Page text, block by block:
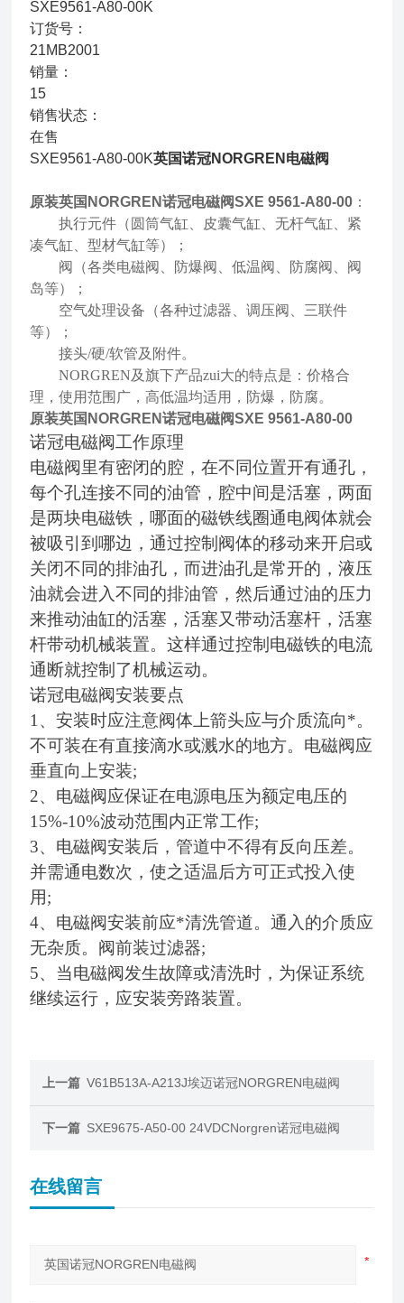
SXE9561-A80-00K
订货号：
21MB2001
销量：
15
销售状态：
在售
SXE9561-A80-00K英国诺冠NORGREN电磁阀
原装英国NORGREN诺冠电磁阀SXE 9561-A80-00 ：
执行元件（圆筒气缸、皮囊气缸、无杆气缸、紧
凑气缸、型材气缸等）；
阀（各类电磁阀、防爆阀、低温阀、防腐阀、阀
岛等）；
空气处理设备（各种过滤器、调压阀、三联件
等）；
接头/硬/软管及附件。
NORGREN及旗下产品zui大的特点是：价格合
理，使用范围广，高低温均适用，防爆，防腐。
原装英国NORGREN诺冠电磁阀SXE 9561-A80-00
诺冠电磁阀工作原理
电磁阀里有密闭的腔，在不同位置开有通孔，
每个孔连接不同的油管，腔中间是活塞，两面
是两块电磁铁，哪面的磁铁线圈通电阀体就会
被吸引到哪边，通过控制阀体的移动来开启或
关闭不同的排油孔，而进油孔是常开的，液压
油就会进入不同的排油管，然后通过油的压力
来推动油缸的活塞，活塞又带动活塞杆，活塞
杆带动机械装置。这样通过控制电磁铁的电流
通断就控制了机械运动。
诺冠电磁阀安装要点
1 、安装时应注意阀体上箭头应与介质流向*。
不可装在有直接滴水或溅水的地方。电磁阀应
垂直向上安装;
2、电磁阀应保证在电源电压为额定电压的
15%-10%波动范围内正常工作;
3、电磁阀安装后，管道中不得有反向压差。
并需通电数次，使之适温后方可正式投入使
用;
4、电磁阀安装前应*清洗管道。通入的介质应
无杂质。阀前装过滤器;
5、当电磁阀发生故障或清洗时，为保证系统
继续运行，应安装旁路装置。
上一篇 V61B513A-A213J埃迈诺冠NORGREN电磁阀
下一篇 SXE9675-A50-00 24VDCNorgren诺冠电磁阀
在线留言